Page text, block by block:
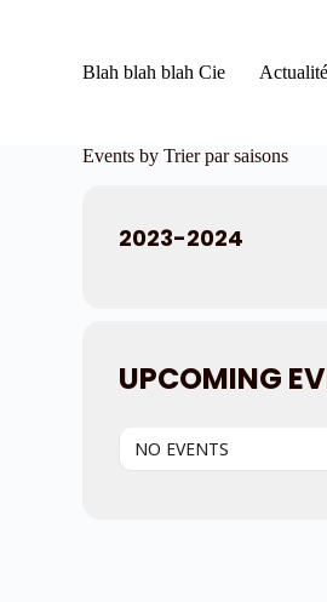
Blah blah blah Cie
Events by Trier par saisons
2023-2024
UPCOMING
NO EVENTS